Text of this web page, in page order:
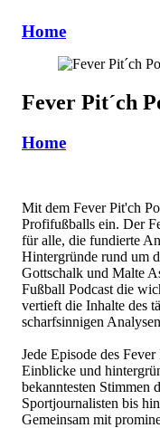
Home
Fever Pit´ch
Home
Mit dem Fever Pit'ch
Profifußballs ein. Der
für alle, die fundierte
Hintergründe rund um
Gottschalk und Malte
Fußball Podcast die
vertieft die Inhalte des
scharfsinnigen
Jede Episode des
Einblicke und
bekanntesten Stimmen
Sportjournalisten bis
Gemeinsam mit